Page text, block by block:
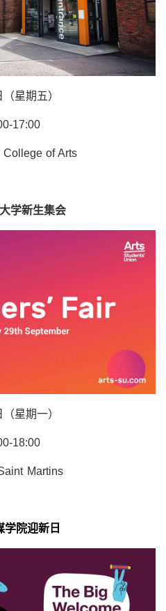
星期五）
17:00
College of Arts
学新生集会
星期一）
18:00
Martins
学院迎新日